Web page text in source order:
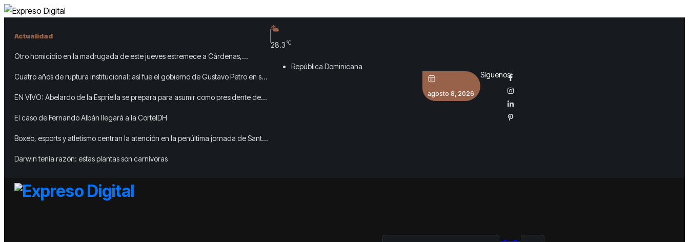
Actualidad
Otro homicidio en la madrugada de este jueves estremece a Cárdenas,
Cuatro años de ruptura institucional: así fue el gobierno de Gustavo Petro en sus
EN VIVO: Abelardo de la Espriella se prepara para asumir como presidente de
El caso de Fernando Albán llegará a la CorteIDH
Boxeo, esports y atletismo centran la atención en la penúltima jornada de Santo
Darwin tenía razón: estas plantas son carnívoras
28.3 °C
República Dominicana
agosto 8, 2026
Síguenos: